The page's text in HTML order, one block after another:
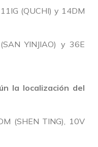
11IG (QUCHI) y 14DM
YINJIAO) y 36E
la localización del
(SHEN TING), 10V